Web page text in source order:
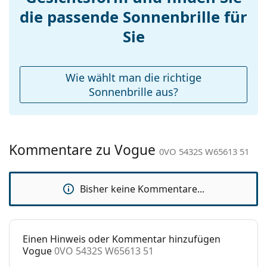
Entdecken Sie das gesamte Sortiment der
Sonnenbrillen
, um weitere Modelle beliebter Marken
Federscharnier:
Nein
Reinigungstuch:
Ja
Marke:
Vogue
Verwendung:
Mode
0VO 5432S W65613 51
die passende Sonnenbrille für
Sie
Wie wählt man die richtige
Sonnenbrille aus?
Kommentare zu Vogue 0VO 5432S W65613 51
Bisher keine Kommentare...
Einen Hinweis oder Kommentar hinzufügen
Vogue0VO 5432S W65613 51